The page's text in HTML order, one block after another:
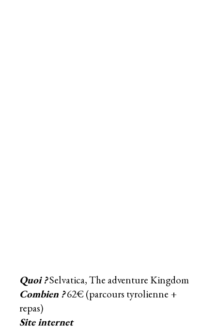
Quoi ?Selvatica, The adventure Kingdom
Combien ?62€ (parcours tyrolienne +
repas)
Site internet